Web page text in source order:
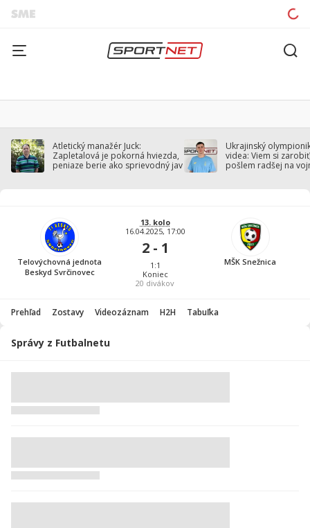
Atletický manažér Juck:
Zapletalová je pokorná hviezda,
peniaze berie ako sprievodný jav
Ukrajinský
videa: Viem si
pošlem radšej na
Telovýchovná jednota
Beskyd Svrčinovec
13. kolo
16.04.2025, 17:00
2 - 1
1:1
Koniec
20 divákov
MŠK Snežnica
Prehľad Zostavy Videozáznam H2H Tabuľka
Správy z Futbalnetu